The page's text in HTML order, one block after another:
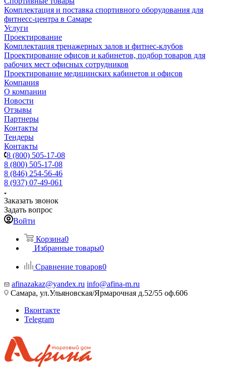
Комплектация и поставка спортивного оборудования для
фитнесс-центра в Самаре
Услуги
Проектирование
Комплектация тренажерных залов и фитнес-клубов
Проектирование офисов и кабинетов, подбор товаров для
рабочих мест офисных сотрудников
Проектирование медицинских кабинетов и офисов
Компания
О компании
Новости
Отзывы
Партнеры
Контакты
Тендеры
Контакты
8 (800) 505-17-08
8 (800) 505-17-08
8 (846) 254-56-46
8 (937) 07-49-061
Заказать звонок
Задать вопрос
Войти
Корзина0
Избранные товары0
Сравнение товаров0
afinazakaz@yandex.ru info@afina-m.ru
Самара, ул.Ульяновская/Ярмарочная д.52/55 оф.606
Вконтакте
Telegram